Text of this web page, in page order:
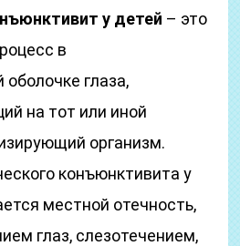
у детей – это
в
глаза,
на тот или иной
организм.
конъюнктивита у
местной отечность,
глаз, слезотечением,